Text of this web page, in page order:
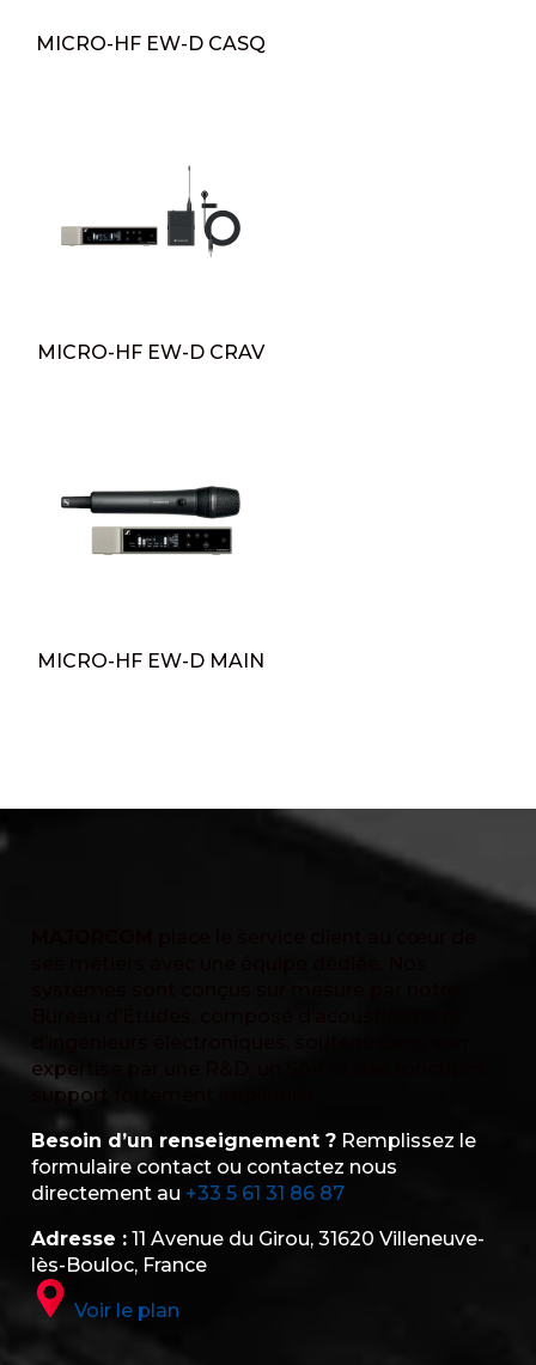
MICRO-HF EW-D CASQ
MICRO-HF EW-D CRAV
MICRO-HF EW-D MAIN
expertise par une R&D, un SAV et des fonctions
support fortement impliqués.
Besoin d’un renseignement ? Remplissez le
formulaire contact ou contactez nous
directement au +33 5 61 31 86 87
Adresse : 11 Avenue du Girou, 31620 Villeneuve-
lès-Bouloc, France
Voir le plan